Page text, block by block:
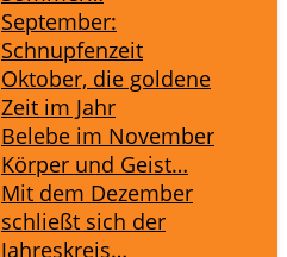
September:
Schnupfenzeit
Oktober, die goldene
Zeit im Jahr
Belebe im November
Körper und Geist…
Mit dem Dezember
schließt sich der
Jahreskreis…